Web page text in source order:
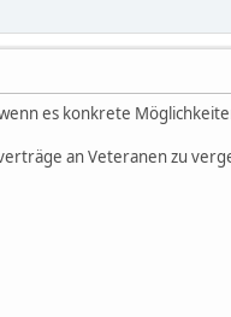
es konkrete
an Veteranen zu